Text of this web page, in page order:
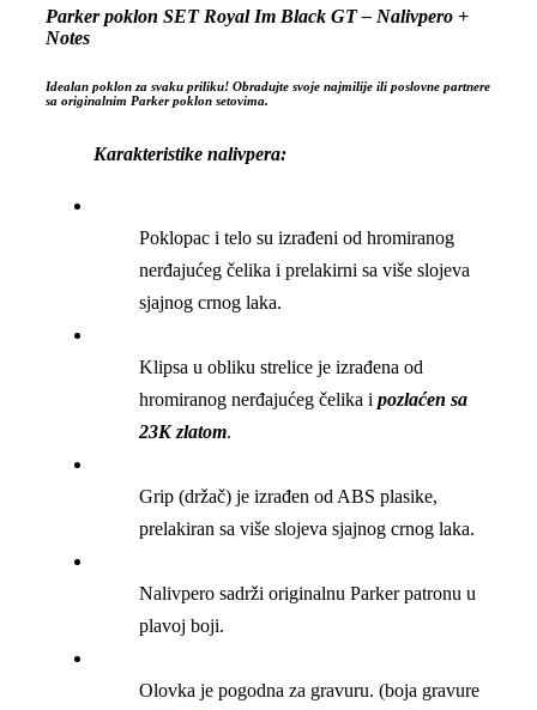
Parker poklon SET Royal Im Black GT – Nalivpero +
Notes
Idealan poklon za svaku priliku! Obradujte svoje najmilije ili poslovne partnere
sa originalnim Parker poklon setovima.
Karakteristike nalivpera:
Poklopac i telo su izrađeni od hromiranog
nerđajućeg čelika i prelakirni sa više slojeva
sjajnog crnog laka.
Klipsa u obliku strelice je izrađena od
hromiranog nerđajućeg čelika ipozlaćen sa
23K zlatom.
Grip (držač) je izrađen od ABS plasike,
prelakiran sa više slojeva sjajnog crnog laka.
Nalivpero sadrži originalnu Parker patronu u
plavoj boji.
Olovka je pogodna za gravuru. (boja gravure